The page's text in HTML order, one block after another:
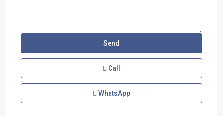
Call
WhatsApp